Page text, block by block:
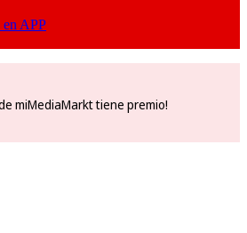
en APP
miMediaMarkt tiene premio!